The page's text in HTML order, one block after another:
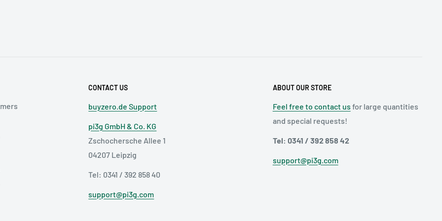
sertronics.de
Sie das Produkt
des
Zweck.
CONTACT US
buyzero.de Support
pi3g GmbH & Co. KG
Zschochersche Allee 1
04207 Leipzig
Tel: 0341 / 392 858 40
support@pi3g.com
ABOUT OUR STORE
Feel free to contact us for large quantities
and special requests!
Tel: 0341 / 392 858 42
support@pi3g.com